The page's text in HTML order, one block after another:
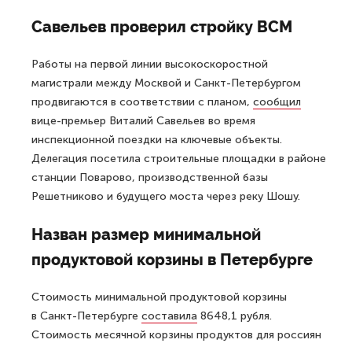
Савельев проверил стройку ВСМ
Работы на первой линии высокоскоростной
магистрали между Москвой и Санкт-Петербургом
продвигаются в соответствии с планом, сообщил
вице-премьер Виталий Савельев во время
инспекционной поездки на ключевые объекты.
Делегация посетила строительные площадки в районе
станции Поварово, производственной базы
Решетниково и будущего моста через реку Шошу.
Назван размер минимальной
продуктовой корзины в Петербурге
Стоимость минимальной продуктовой корзины
в Санкт-Петербурге составила 8648,1 рубля.
Стоимость месячной корзины продуктов для россиян